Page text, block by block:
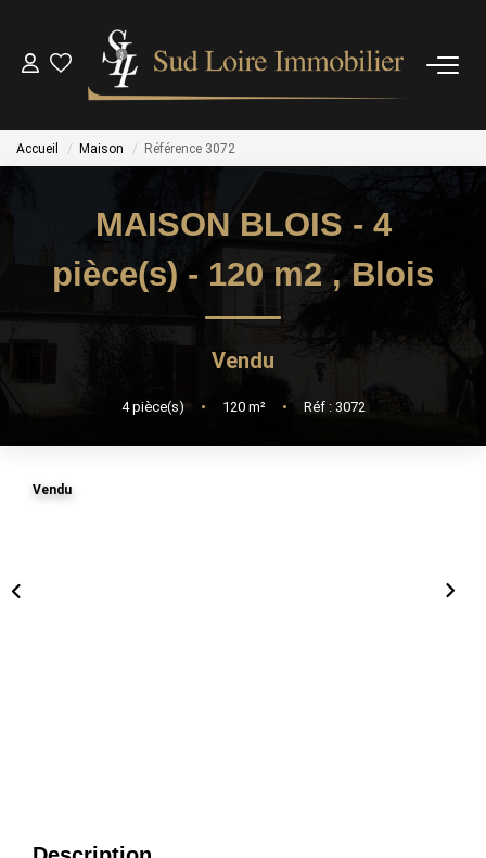
NOS BIENS VENDUS
ESTIMATION
OUTILS
Accueil Maison Référence 3072
MAISON BLOIS - 4
pièce(s) - 120 m2 ,Blois
Vendu
4pièce(s) • 120m² • Réf : 3072
Vendu